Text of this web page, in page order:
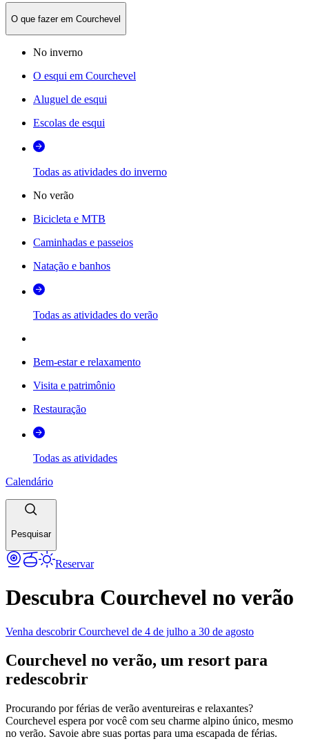
O que fazer em Courchevel
No inverno
O esqui em Courchevel
Aluguel de esqui
Escolas de esqui
Todas as atividades do inverno
No verão
Bicicleta e MTB
Caminhadas e passeios
Natação e banhos
Todas as atividades do verão
Bem-estar e relaxamento
Visita e patrimônio
Restauração
Todas as atividades
Calendário
Pesquisar
Reservar
Descubra Courchevel no verão
Venha descobrir Courchevel de 4 de julho a 30 de agosto
Courchevel no verão, um resort para
redescobrir
Procurando por férias de verão aventureiras e relaxantes?
Courchevel espera por você com seu charme alpino único, mesmo
no verão. Savoie abre suas portas para uma escapada de férias.